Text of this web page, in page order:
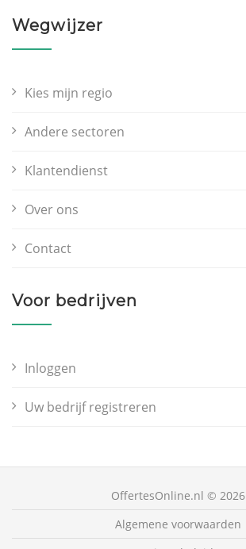
Wegwijzer
Kies mijn regio
Andere sectoren
Klantendienst
Over ons
Contact
Voor bedrijven
Inloggen
Uw bedrijf registreren
OffertesOnline.nl © 2026
Algemene voorwaarden